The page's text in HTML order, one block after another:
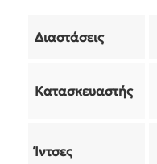
Διαστάσεις
Κατασκευαστής
Ίντσες